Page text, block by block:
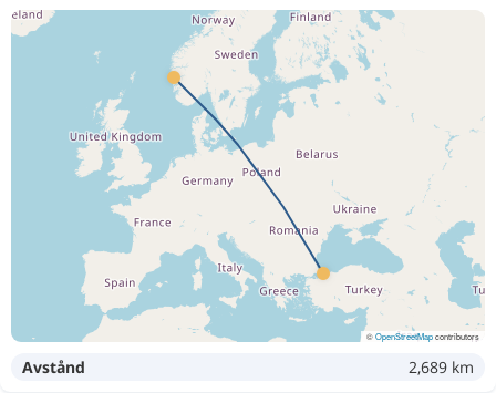
©OpenStreetMapcontributors
Avstånd 2,689 km